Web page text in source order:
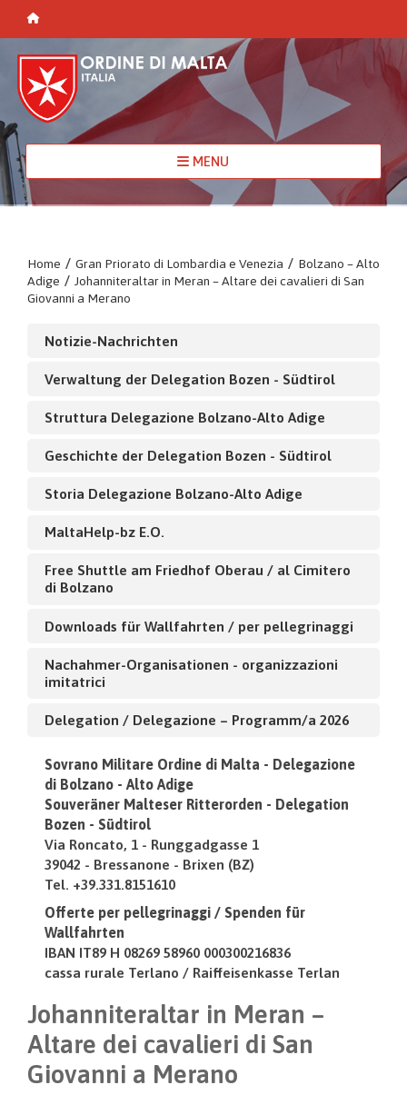
MENU
Home / Gran Priorato di Lombardia e Venezia / Bolzano – Alto
Adige / Johanniteraltar in Meran – Altare dei cavalieri di San
Giovanni a Merano
Notizie-Nachrichten
Verwaltung der Delegation Bozen - Südtirol
Struttura Delegazione Bolzano-Alto Adige
Geschichte der Delegation Bozen - Südtirol
Storia Delegazione Bolzano-Alto Adige
MaltaHelp-bz E.O.
Free Shuttle am Friedhof Oberau / al Cimitero
di Bolzano
Downloads für Wallfahrten / per pellegrinaggi
Nachahmer-Organisationen - organizzazioni
imitatrici
Delegation / Delegazione – Programm/a 2026
Sovrano Militare Ordine di Malta - Delegazione
di Bolzano - Alto Adige
Souveräner Malteser Ritterorden - Delegation
Bozen - Südtirol
Via Roncato, 1 - Runggadgasse 1
39042 - Bressanone - Brixen (BZ)
Tel. +39.331.8151610
Offerte per pellegrinaggi / Spenden für
Wallfahrten
IBAN IT89 H 08269 58960 000300216836
cassa rurale Terlano / Raiffeisenkasse Terlan
Johanniteraltar in Meran –
Altare dei cavalieri di San
Giovanni a Merano